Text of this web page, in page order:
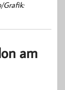
Grafik:
am